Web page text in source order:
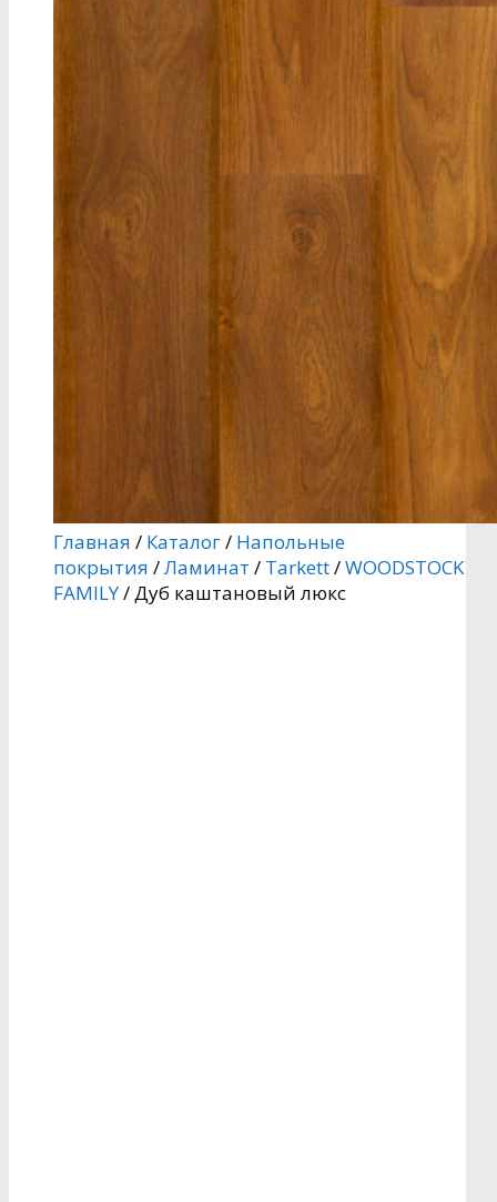
Главная / Каталог/ Напольные
покрытия /Ламинат / Tarkett/WOODSTOCK
FAMILY/ Дуб каштановый люкс